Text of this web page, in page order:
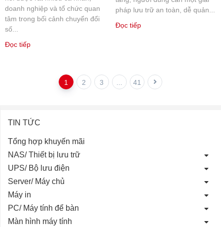
doanh nghiệp và tổ chức quan
tâm trong bối cảnh chuyển đổi
số...
Đọc tiếp
pháp lưu trữ an toàn, dễ quản...
Đọc tiếp
1 2 3 41
TIN TỨC
Tổng hợp khuyến mãi
NAS/ Thiết bị lưu trữ
UPS/ Bộ lưu điện
Server/ Máy chủ
Máy in
PC/ Máy tính để bàn
Màn hình máy tính